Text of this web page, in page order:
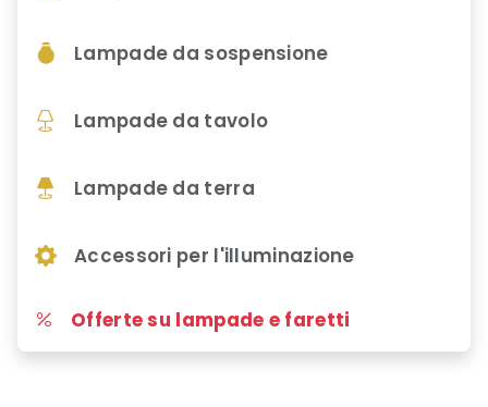
Lampade da sospensione
Lampade da tavolo
Lampade da terra
Accessori per l'illuminazione
Offerte su lampade e faretti